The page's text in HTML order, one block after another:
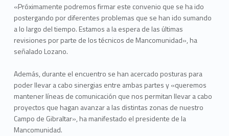
«Próximamente podremos firmar este convenio que se ha ido
postergando por diferentes problemas que se han ido sumando
a lo largo del tiempo. Estamos a la espera de las últimas
revisiones por parte de los técnicos de Mancomunidad», ha
señalado Lozano.
Además, durante el encuentro se han acercado posturas para
poder llevar a cabo sinergias entre ambas partes y «queremos
mantener líneas de comunicación que nos permitan llevar a cabo
proyectos que hagan avanzar a las distintas zonas de nuestro
Campo de Gibraltar», ha manifestado el presidente de la
Mancomunidad.